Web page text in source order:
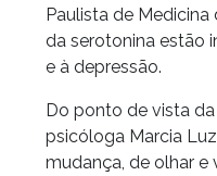
Paulista de
da serotonina estão
e à depressão.
Do ponto de vista
psicóloga Marcia
mudança, de olhar e